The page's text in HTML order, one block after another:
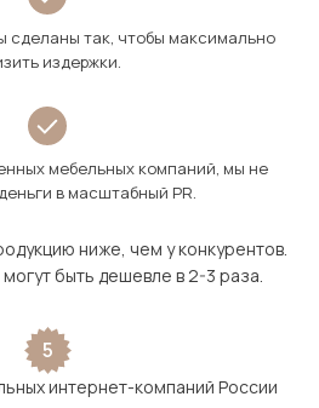
сделаны так, чтобы максимально
издержки.
мебельных компаний, мы не
в масштабный PR.
ниже, чем у конкурентов.
быть дешевле в 2-3 раза.
5
интернет-компаний России